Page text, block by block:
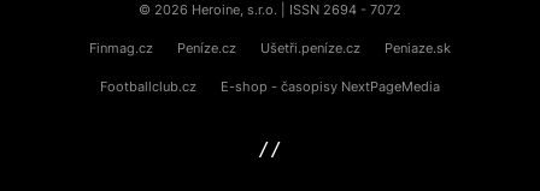
© 2026 Heroine, s.r.o. | ISSN 2694 - 7072
Finmag.cz Peníze.cz Ušetři.peníze.cz Peniaze.sk
Footballclub.cz E-shop - časopisy NextPageMedia